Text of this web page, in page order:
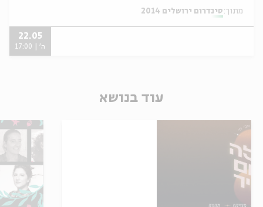
מתוך: סינדרום ירושלים 2014
22.05
ה' | 17:00
עוד בנושא